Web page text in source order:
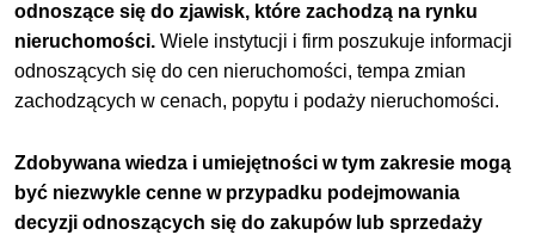
odnoszące się do zjawisk, które zachodzą na rynku
nieruchomości. Wiele instytucji i firm poszukuje informacji
odnoszących się do cen nieruchomości, tempa zmian
zachodzących w cenach, popytu i podaży nieruchomości.
Zdobywana wiedza i umiejętności w tym zakresie mogą
być niezwykle cenne w przypadku podejmowania
decyzji odnoszących się do zakupów lub sprzedaży